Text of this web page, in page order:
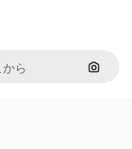
画像で